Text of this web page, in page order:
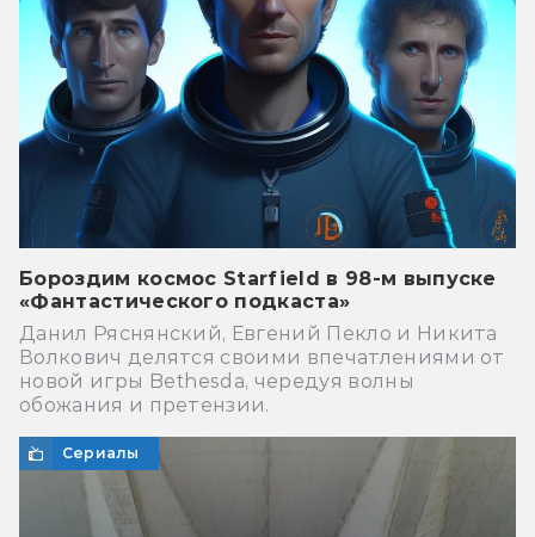
Бороздим космос Starfield в 98-м выпуске
«Фантастического подкаста»
Данил Ряснянский, Евгений Пекло и Никита
Волкович делятся своими впечатлениями от
новой игры Bethesda, чередуя волны
обожания и претензии.
Сериалы